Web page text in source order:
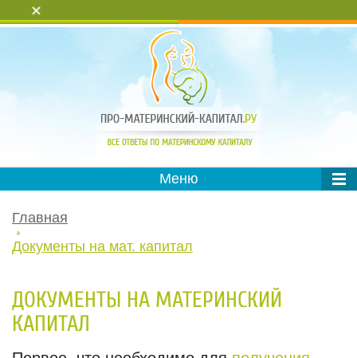
Меню
Главная
Документы на мат. капитал
ДОКУМЕНТЫ НА МАТЕРИНСКИЙ
КАПИТАЛ
+